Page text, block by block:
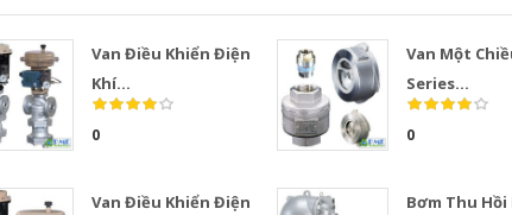
Van Điều Khiển Điện
Khí...
0
Van Điều Khiển Điện
Van Một
Series...
0
Bơm Thu